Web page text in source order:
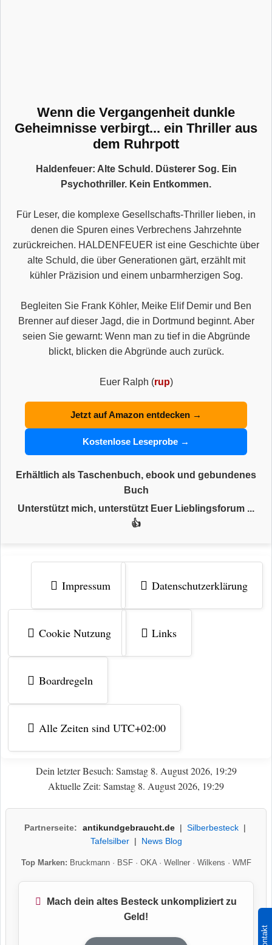
Kontakt
Wenn die Vergangenheit dunkle
Geheimnisse verbirgt... ein Thriller aus
dem Ruhrpott
Haldenfeuer: Alte Schuld. Düsterer Sog. Ein
Psychothriller. Kein Entkommen.
Für Leser, die komplexe Gesellschafts-Thriller lieben, in
denen die Spuren eines Verbrechens Jahrzehnte
zurückreichen. HALDENFEUER ist eine Geschichte über
alte Schuld, die über Generationen gärt, erzählt mit
kühler Präzision und einem unbarmherzigen Sog.
Begleiten Sie Frank Köhler, Meike Elif Demir und Ben
Brenner auf dieser Jagd, die in Dortmund beginnt. Aber
seien Sie gewarnt: Wenn man zu tief in die Abgründe
blickt, blicken die Abgründe auch zurück.
Euer Ralph (rup)
Jetzt auf Amazon entdecken →
Kostenlose Leseprobe →
Erhältlich als Taschenbuch, ebook und gebundenes
Buch
Unterstützt mich, unterstützt Euer Lieblingsforum ...
👍
Impressum Datenschutzerklärung
Cookie Nutzung Links
Boardregeln
Alle Zeiten sind UTC+02:00
Dein letzter Besuch: Samstag 8. August 2026, 19:29
Aktuelle Zeit: Samstag 8. August 2026, 19:29
Partnerseite: antikundgebraucht.de| Silberbesteck|
Tafelsilber| News Blog
Top Marken: Bruckmann· BSF· OKA· Wellner· Wilkens · WMF
Mach dein altes Besteck unkompliziert zu
Geld!